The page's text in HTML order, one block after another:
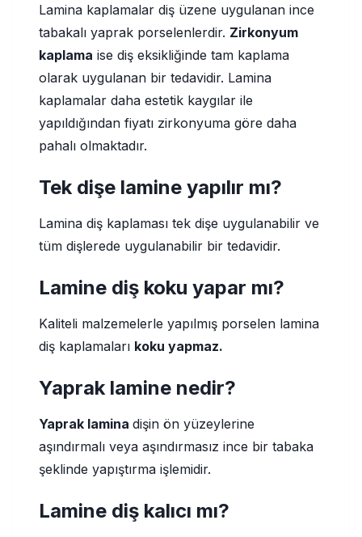
Lamina kaplamalar diş üzene uygulanan ince
tabakalı yaprak porselenlerdir. Zirkonyum
kaplama ise diş eksikliğinde tam kaplama
olarak uygulanan bir tedavidir. Lamina
kaplamalar daha estetik kaygılar ile
yapıldığından fiyatı zirkonyuma göre daha
pahalı olmaktadır.
Tek dişe lamine yapılır mı?
Lamina diş kaplaması tek dişe uygulanabilir ve
tüm dişlerede uygulanabilir bir tedavidir.
Lamine diş koku yapar mı?
Kaliteli malzemelerle yapılmış porselen lamina
diş kaplamaları koku yapmaz.
Yaprak lamine nedir?
Yaprak lamina dişin ön yüzeylerine
aşındırmalı veya aşındırmasız ince bir tabaka
şeklinde yapıştırma işlemidir.
Lamine diş kalıcı mı?